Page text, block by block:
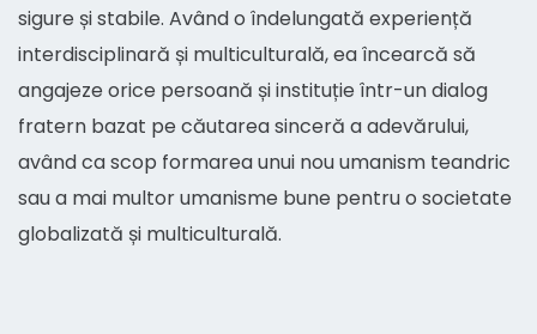
sigure și stabile. Având o îndelungată experiență
interdisciplinară și multiculturală, ea încearcă să
angajeze orice persoană și instituție într-un dialog
fratern bazat pe căutarea sinceră a adevărului,
având ca scop formarea unui nou umanism teandric
sau a mai multor umanisme bune pentru o societate
globalizată și multiculturală.